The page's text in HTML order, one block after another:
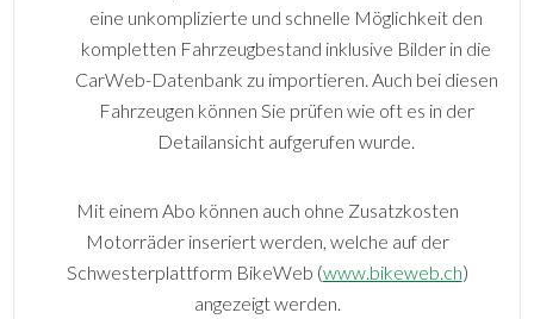
eine unkomplizierte und schnelle Möglichkeit den
kompletten Fahrzeugbestand inklusive Bilder in die
CarWeb-Datenbank zu importieren. Auch bei diesen
Fahrzeugen können Sie prüfen wie oft es in der
Detailansicht aufgerufen wurde.
Mit einem Abo können auch ohne Zusatzkosten
Motorräder inseriert werden, welche auf der
Schwesterplattform BikeWeb (www.bikeweb.ch)
angezeigt werden.